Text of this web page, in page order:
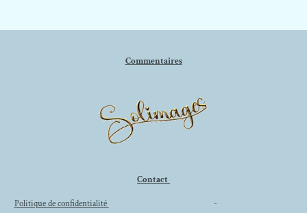
Commentaires
Contact
Politique de confidentialité -